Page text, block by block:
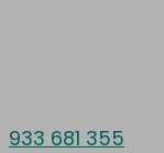
933 681 355